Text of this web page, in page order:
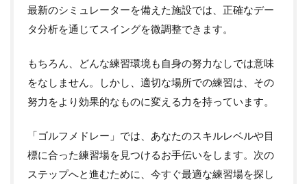
最新のシミュレーターを備えた施設では、正確なデー
タ分析を通じてスイングを微調整できます。
もちろん、どんな練習環境も自身の努力なしでは意味
をなしません。しかし、適切な場所での練習は、その
努力をより効果的なものに変える力を持っています。
「ゴルフメドレー」では、あなたのスキルレベルや目
標に合った練習場を見つけるお手伝いをします。次の
ステップへと進むために、今すぐ最適な練習場を探し